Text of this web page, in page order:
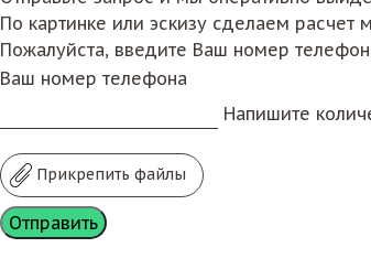
По картинке или эскизу сделаем
Пожалуйста, введите Ваш номер
Ваш номер телефона
Напишите
Прикрепить файлы